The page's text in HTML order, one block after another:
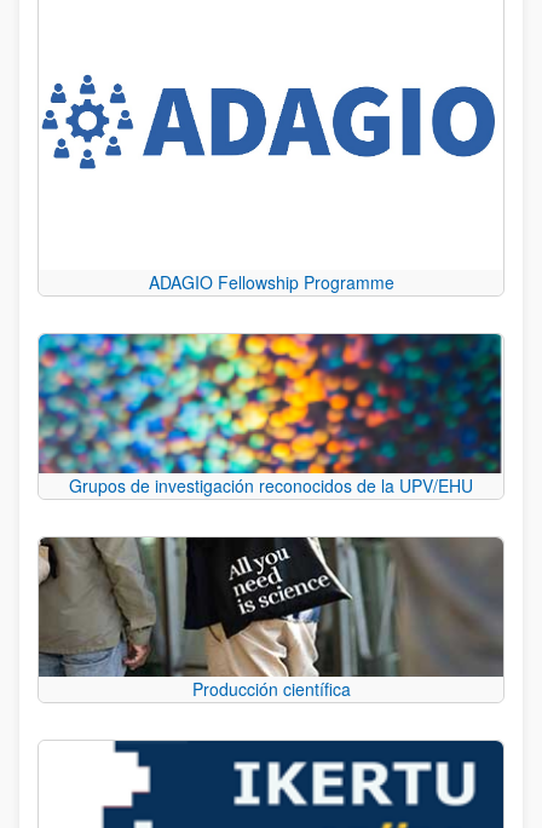
ADAGIO Fellowship Programme
Grupos de investigación reconocidos de la UPV/EHU
Producción científica